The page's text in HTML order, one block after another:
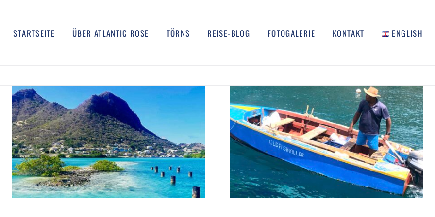
STARTSEITE ÜBER ATLANTIC ROSE TÖRNS REISE-BLOG FOTOGALERIE KONTAKT ENGLISH